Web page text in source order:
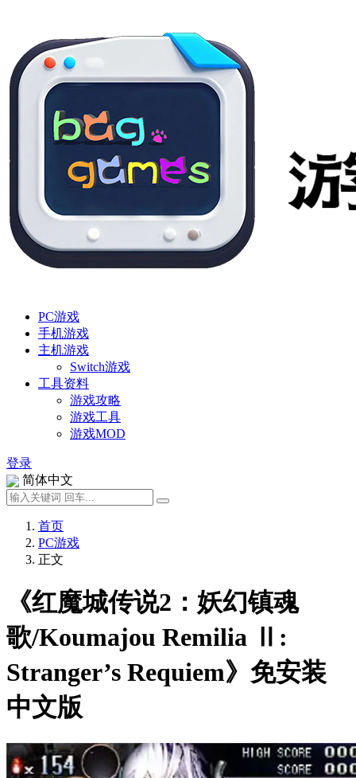
PC游戏
手机游戏
主机游戏
Switch游戏
工具资料
游戏攻略
游戏工具
游戏MOD
登录
简体中文
首页
PC游戏
正文
《红魔城传说2：妖幻镇魂
歌/Koumajou Remilia Ⅱ:
Stranger’s Requiem》免安装
中文版